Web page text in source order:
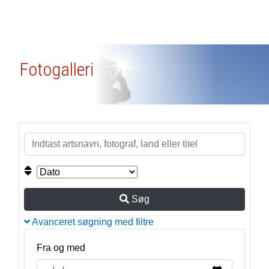
Fotogalleri
Søg
Avanceret søgning med filtre
Fra og med